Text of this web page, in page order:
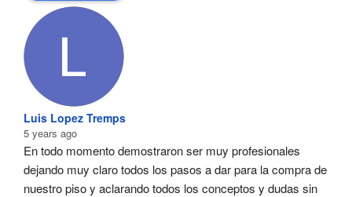
Luis Lopez Tremps
5 years ago
En todo momento demostraron ser muy profesionales
dejando muy claro todos los pasos a dar para la compra de
nuestro piso y aclarando todos los conceptos y dudas sin